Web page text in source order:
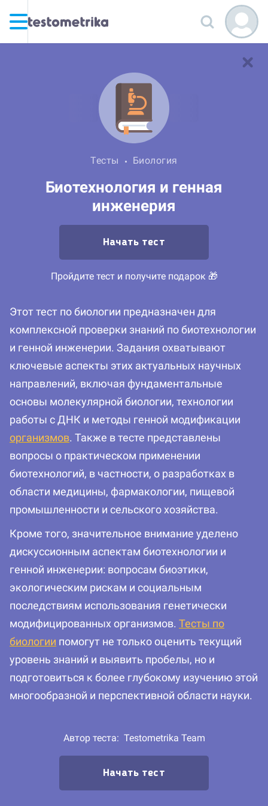
Тесты Биология
Биотехнология и генная
инженерия
Начать тест
Пройдите тест и получите подарок 🎁
Этот тест по биологии предназначен для
комплексной проверки знаний по биотехнологии
и генной инженерии. Задания охватывают
ключевые аспекты этих актуальных научных
направлений, включая фундаментальные
основы молекулярной биологии, технологии
работы с ДНК и методы генной модификации
организмов. Также в тесте представлены
вопросы о практическом применении
биотехнологий, в частности, о разработках в
области медицины, фармакологии, пищевой
промышленности и сельского хозяйства.
Кроме того, значительное внимание уделено
дискуссионным аспектам биотехнологии и
генной инженерии: вопросам биоэтики,
экологическим рискам и социальным
последствиям использования генетически
модифицированных организмов. Тесты по
биологии помогут не только оценить текущий
уровень знаний и выявить пробелы, но и
подготовиться к более глубокому изучению этой
многообразной и перспективной области науки.
Автор теста: Testometrika Team
Начать тест